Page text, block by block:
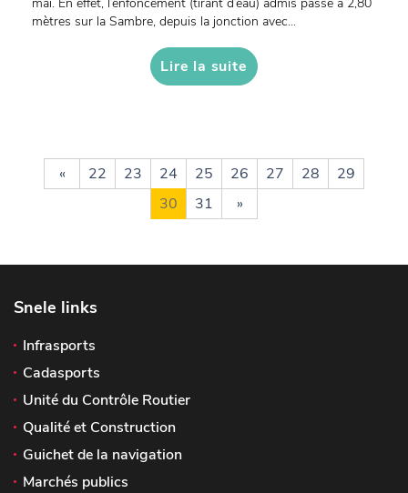
mètres sur la Sambre, depuis la jonction avec...
Lire la suite
« 22 23 24 25 26 27 28
29
30
31 »
Snele links
Infrasports
Cadasports
Unité du Contrôle Routier
Qualité et Construction
Guichet de la navigation
Marchés publics